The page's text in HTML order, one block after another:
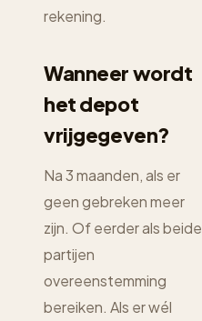
rekening.
Wanneer wordt
het depot
vrijgegeven?
Na 3 maanden, als er
geen gebreken meer
zijn. Of eerder als beide
partijen
overeenstemming
bereiken. Als er wél